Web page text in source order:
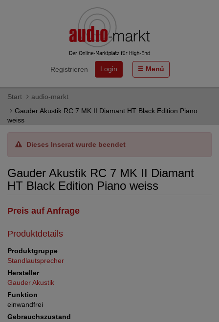
Registrieren Login Menü
Start
audio-markt
Gauder Akustik RC 7 MK II Diamant HT Black Edition Piano
weiss
Dieses Inserat wurde beendet
Gauder Akustik RC 7 MK II Diamant
HT Black Edition Piano weiss
Preis auf Anfrage
Produktdetails
Produktgruppe
Standlautsprecher
Hersteller
Gauder Akustik
Funktion
einwandfrei
Gebrauchszustand